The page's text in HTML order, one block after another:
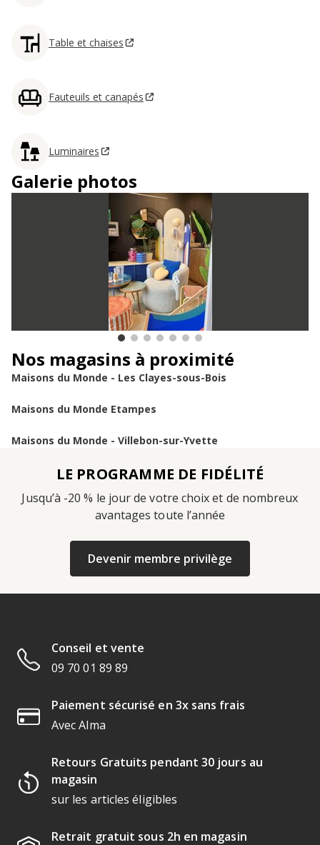
Table et chaises
Fauteuils et canapés
Luminaires
Galerie photos
Nos magasins à proximité
Maisons du Monde - Les Clayes-sous-Bois
Maisons du Monde Etampes
Maisons du Monde - Villebon-sur-Yvette
LE PROGRAMME DE FIDÉLITÉ
Jusqu’à -20 % le jour de votre choix et de nombreux
avantages toute l’année
Devenir membre privilège
Conseil et vente
09 70 01 89 89
Paiement sécurisé en 3x sans frais
Avec Alma
Retours Gratuits pendant 30 jours au
magasin
sur les articles éligibles
Retrait gratuit sous 2h en magasin